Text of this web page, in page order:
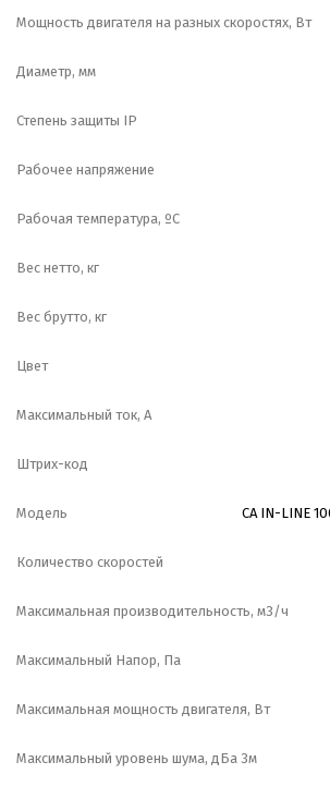
Мощность двигателя на разных скоростях, Вт
Диаметр, мм
Степень защиты IP
Рабочее напряжение
Рабочая температура, ºС
Вес нетто, кг
Вес брутто, кг
Цвет
Максимальный ток, А
Штрих-код
Модель CA IN-LINE
Количество скоростей
Максимальная производительность, м3/ч
Максимальный Напор, Па
Максимальная мощность двигателя, Вт
Максимальный уровень шума, дБа 3м